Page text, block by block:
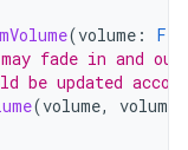
(volume :
fade in and
be updated
(volume, volume